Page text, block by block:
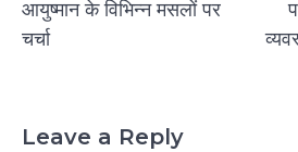
आयुष्मान के विभिन्न मसलों पर
चर्चा
Leave a Reply